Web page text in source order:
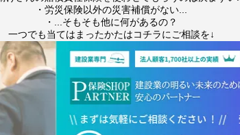
・労災保険以外の災害補償がない...
・...そもそも他に何があるの？
一つでも当てはまったかたはコチラにご相談を↓